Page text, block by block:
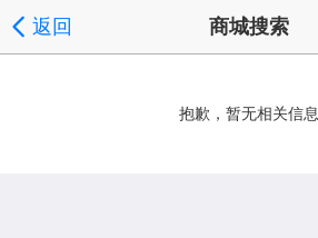
返回 商城搜索
抱歉，暂无相关信息